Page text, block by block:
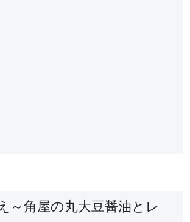
～角屋の丸大豆醤油とレ